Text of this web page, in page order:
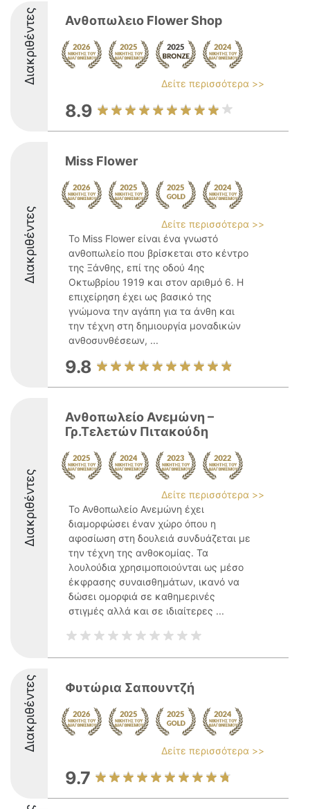
Διακριθέντες Ανθοπωλειο Flower Shop
Δείτε περισσότερα >>
8.9
Διακριθέντες
Miss Flower
Δείτε περισσότερα >>
Το Miss Flower είναι ένα γνωστό
ανθοπωλείο που βρίσκεται στο κέντρο
της Ξάνθης, επί της οδού 4ης
Οκτωβρίου 1919 και στον αριθμό 6. Η
επιχείρηση έχει ως βασικό της
γνώμονα την αγάπη για τα άνθη και
την τέχνη στη δημιουργία μοναδικών
ανθοσυνθέσεων, ...
9.8
Διακριθέντες
Ανθοπωλείο Ανεμώνη –
Γρ.Τελετών Πιτακούδη
Δείτε περισσότερα >>
Το Ανθοπωλείο Ανεμώνη έχει
διαμορφώσει έναν χώρο όπου η
αφοσίωση στη δουλειά συνδυάζεται με
την τέχνη της ανθοκομίας. Τα
λουλούδια χρησιμοποιούνται ως μέσο
έκφρασης συναισθημάτων, ικανό να
δώσει ομορφιά σε καθημερινές
στιγμές αλλά και σε ιδιαίτερες ...
Διακριθέντες Φυτώρια Σαπουντζή
Δείτε περισσότερα >>
9.7